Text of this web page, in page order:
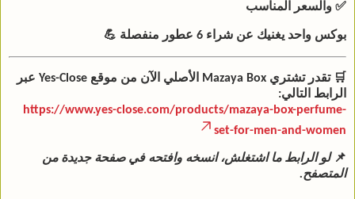
✅ والسعر المناسب
بوكس واحد يغنيك عن شراء 6 عطور منفصلة 💪
🛒 تقدر تشتري Mazaya Box الأصلي الآن من موقع Yes-Close عبر
الرابط التالي:
https://www.yes-close.com/products/mazaya-box-perfume-
set-for-men-and-women
📌لو الرابط ما اشتغلش، انسخه وافتحه في صفحة جديدة من
المتصفح.